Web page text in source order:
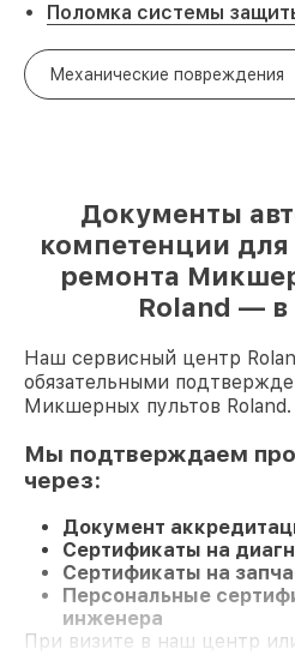
Поломка системы
Механические повреждения
Документы
компетенции
ремонта
Roland —
Наш сервисный центр
обязательными
Микшерных пультов Roland.
Мы подтверждаем
через:
Документ
Сертификаты на
Сертификаты на
Персональные
инженера
При визите в наш центр